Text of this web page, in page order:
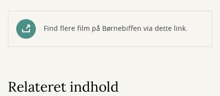
Find flere film på Børnebiffen via dette link.
Relateret indhold